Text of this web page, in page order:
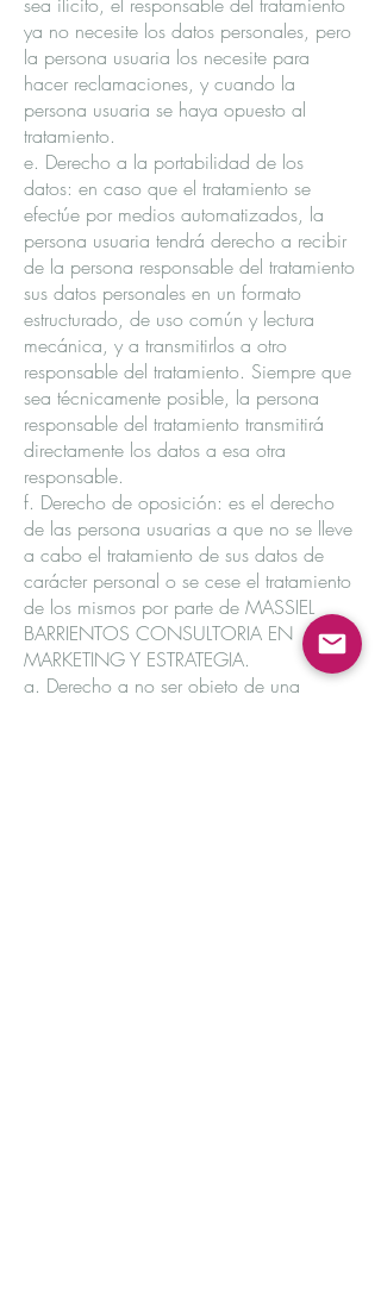
ya no necesite los datos personales, pero
la persona usuaria los necesite para
hacer reclamaciones, y cuando la
persona usuaria se haya opuesto al
tratamiento.
e. Derecho a la portabilidad de los
datos: en caso que el tratamiento se
efectúe por medios automatizados, la
persona usuaria tendrá derecho a recibir
de la persona responsable del tratamiento
sus datos personales en un formato
estructurado, de uso común y lectura
mecánica, y a transmitirlos a otro
responsable del tratamiento. Siempre que
sea técnicamente posible, la persona
responsable del tratamiento transmitirá
directamente los datos a esa otra
responsable.
f. Derecho de oposición: es el derecho
de las persona usuarias a que no se lleve
a cabo el tratamiento de sus datos de
carácter personal o se cese el tratamiento
de los mismos por parte de MASSIEL
BARRIENTOS CONSULTORIA EN
MARKETING Y ESTRATEGIA.
g. Derecho a no ser objeto de una